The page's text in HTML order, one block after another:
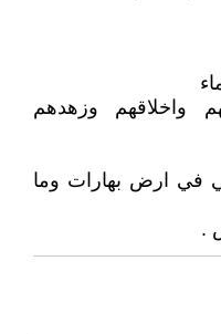
واخلاقهم وزهدهم
في ارض بهارات وما
.